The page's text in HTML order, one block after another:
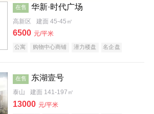
在售 华新·时代广场
高新区 建面 45-45㎡
6500 元/平米
公寓 购物中心商铺 潜力楼盘 名企盘
在售 东湖壹号
泰山 建面 141-197㎡
13000 元/平米